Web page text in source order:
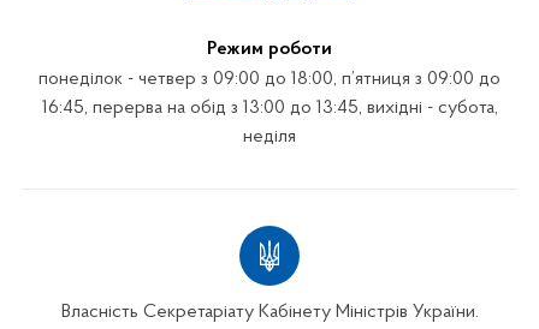
Режим роботи
понеділок - четвер з 09:00 до 18:00, п’ятниця з 09:00 до
16:45, перерва на обід з 13:00 до 13:45, вихідні - субота,
неділя
Власність Секретаріату Кабінету Міністрів України.